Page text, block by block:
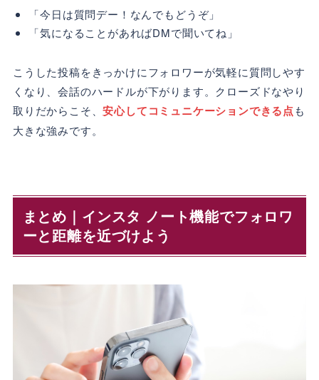
「今日は質問デー！なんでもどうぞ」
「気になることがあればDMで聞いてね」
こうした投稿をきっかけにフォロワーが気軽に質問しやす
くなり、会話のハードルが下がります。クローズドなやり
取りだからこそ、安心してコミュニケーションできる点も
大きな強みです。
まとめ｜インスタ ノート機能でフォロワ
ーと距離を近づけよう